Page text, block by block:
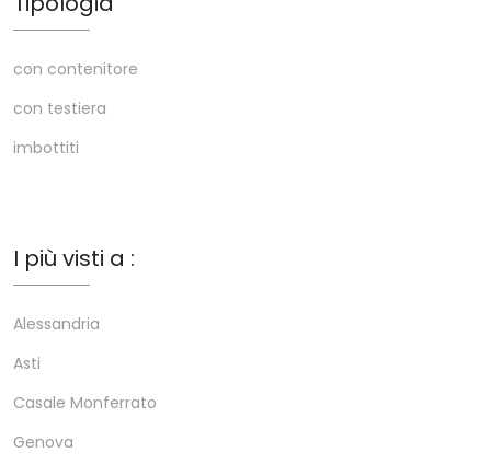
con contenitore
con testiera
imbottiti
I più visti a :
Alessandria
Asti
Casale Monferrato
Genova